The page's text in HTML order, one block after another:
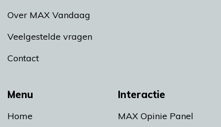
Menu
Home
Interactie
MAX Opinie Panel
Over MAX Vandaag
Veelgestelde vragen
Contact